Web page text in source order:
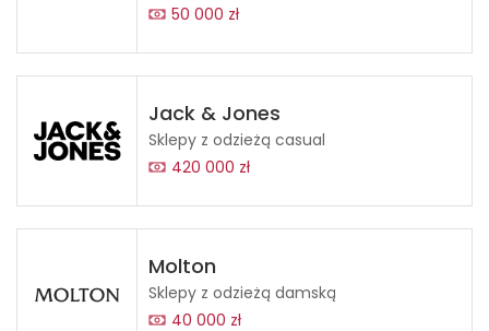
50 000 zł
Jack & Jones
Sklepy z odzieżą casual
420 000 zł
Molton
Sklepy z odzieżą damską
40 000 zł